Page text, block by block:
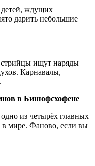
детей, ждущих
дарить небольшие
ищут наряды
Карнавалы,
в Бишофсхофене
из четырёх главных
в мире. Фаново, если вы